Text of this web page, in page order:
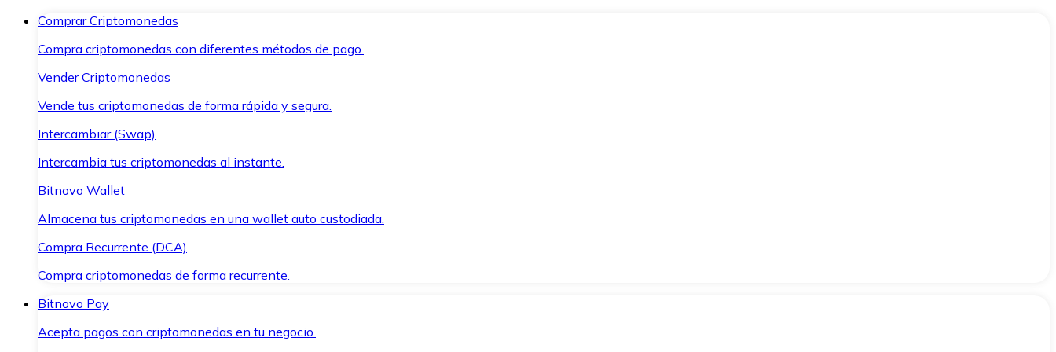
Comprar Criptomonedas
Compra criptomonedas con diferentes métodos de pago.
Vender Criptomonedas
Vende tus criptomonedas de forma rápida y segura.
Intercambiar (Swap)
Intercambia tus criptomonedas al instante.
Bitnovo Wallet
Almacena tus criptomonedas en una wallet auto custodiada.
Compra Recurrente (DCA)
Compra criptomonedas de forma recurrente.
Bitnovo Pay
Acepta pagos con criptomonedas en tu negocio.